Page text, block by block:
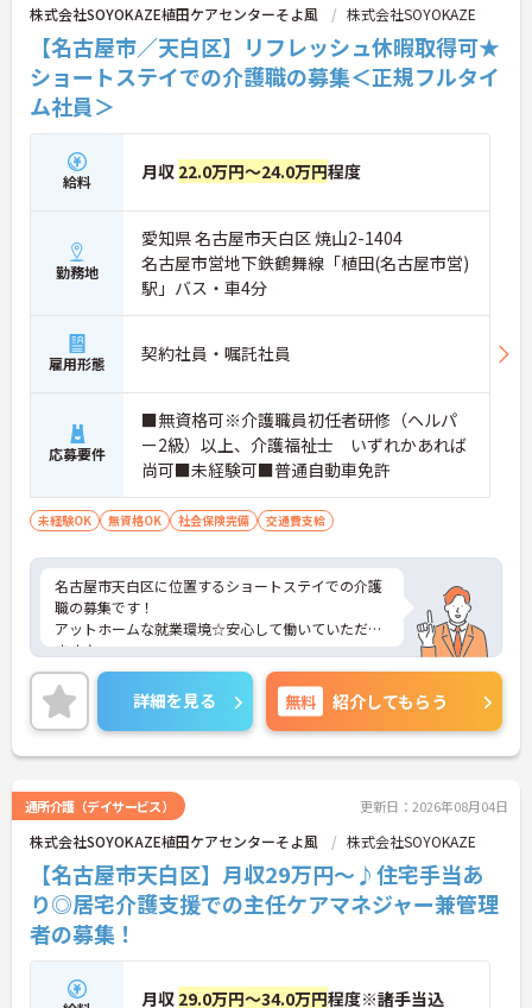
株式会社SOYOKAZE植田ケアセンターそよ風 株式会社SOYOKAZE
【名古屋市／天白区】リフレッシュ休暇取得可★
ショートステイでの介護職の募集＜正規フルタイ
ム社員＞
給料 月収 22.0万円～24.0万円程度
勤務地
愛知県 名古屋市天白区 焼山2-1404
名古屋市営地下鉄鶴舞線「植田(名古屋市営)
駅」バス・車4分
雇用形態 契約社員・嘱託社員
応募要件
■無資格可※介護職員初任者研修（ヘルパ
ー2級）以上、介護福祉士 いずれかあれば
尚可■未経験可■普通自動車免許
未経験OK 無資格OK 社会保険完備 交通費支給
名古屋市天白区に位置するショートステイでの介護
職の募集です！
アットホームな就業環境☆安心して働いていただけ
ます♪
ご興味ある方には、面接対策ポイントなど、さらに
詳細をお話しいたしますのでお気軽にご相談くださ
い。
詳細を見る 無料 紹介してもらう
通所介護（デイサービス） 更新日：2026年08月04日
株式会社SOYOKAZE植田ケアセンターそよ風 株式会社SOYOKAZE
【名古屋市天白区】月収29万円～♪住宅手当あ
り◎居宅介護支援での主任ケアマネジャー兼管理
者の募集！
月収 29.0万円～34.0万円程度※諸手当込